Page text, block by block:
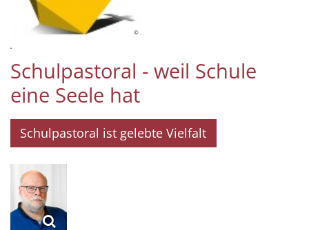
© .
.
Schulpastoral - weil Schule
eine Seele hat
Schulpastoral ist gelebte Vielfalt